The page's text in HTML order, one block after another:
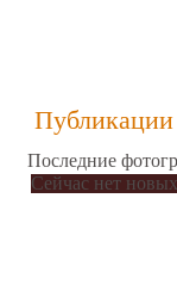
Публикации
Последние
Сейчас нет